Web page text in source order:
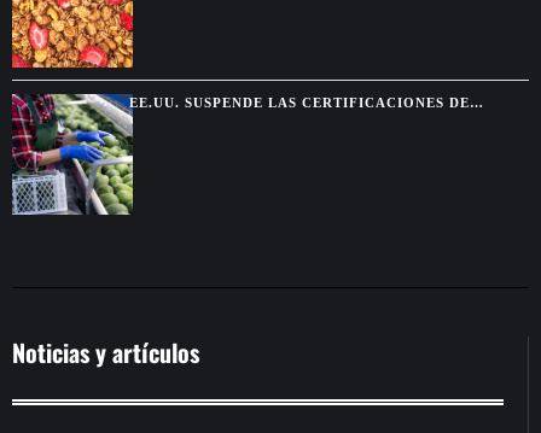
EE.UU. SUSPENDE LAS CERTIFICACIONES DE
AGUACATE EN MICHOACÁN POR UNA AMENAZA DE
SEGURIDAD
Noticias y artículos